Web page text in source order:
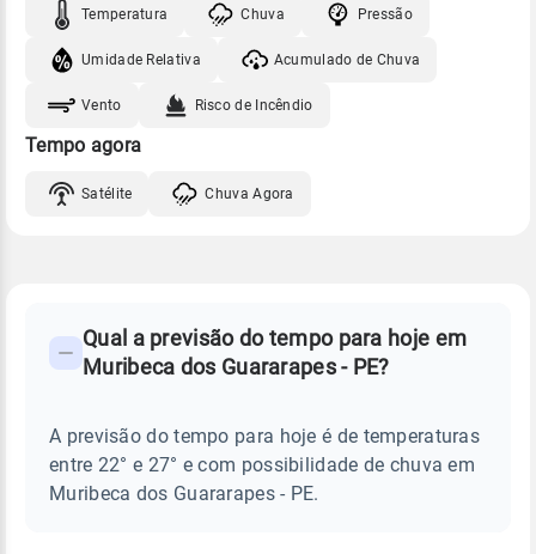
Temperatura Chuva Pressão
Umidade Relativa Acumulado de Chuva
Vento Risco de Incêndio
Tempo agora
Satélite Chuva Agora
PREVISÃO
TEMPO
MURIBECA
GUARARAPES
Perguntas
sobre
chuva
Qual a previsão do tempo para hoje em
Muribeca dos Guararapes - PE?
A previsão do tempo para hoje é de temperaturas
entre 22° e 27° e com possibilidade de chuva em
Muribeca dos Guararapes - PE.